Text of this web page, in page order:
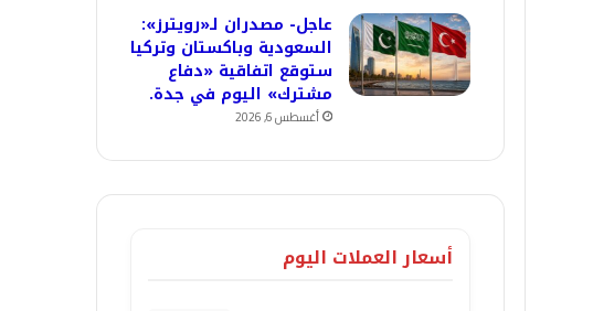
عاجل- مصدران لـ«رويترز»:
السعودية وباكستان وتركيا
ستوقع اتفاقية «دفاع
مشترك» اليوم في جدة.
أغسطس 6, 2026
أسعار العملات اليوم